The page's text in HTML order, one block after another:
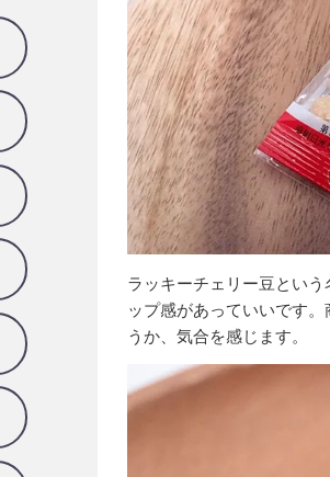
ラッキーチェリー豆とい
ップ感があっていいです
うか、気合を感じます。